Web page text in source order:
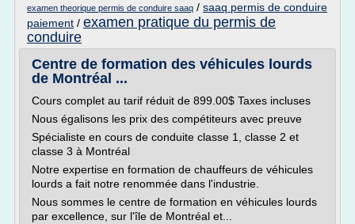
examen theorique permis de conduire saaq / saaq permis de conduire
paiement / examen pratique du permis de
conduire
Centre de formation des véhicules lourds
de Montréal ...
Cours complet au tarif réduit de 899.00$ Taxes incluses
Nous égalisons les prix des compétiteurs avec preuve
Spécialiste en cours de conduite classe 1, classe 2 et
classe 3 à Montréal
Notre expertise en formation de chauffeurs de véhicules
lourds a fait notre renommée dans l'industrie.
Nous sommes le centre de formation en véhicules lourds
par excellence, sur l'île de Montréal et...